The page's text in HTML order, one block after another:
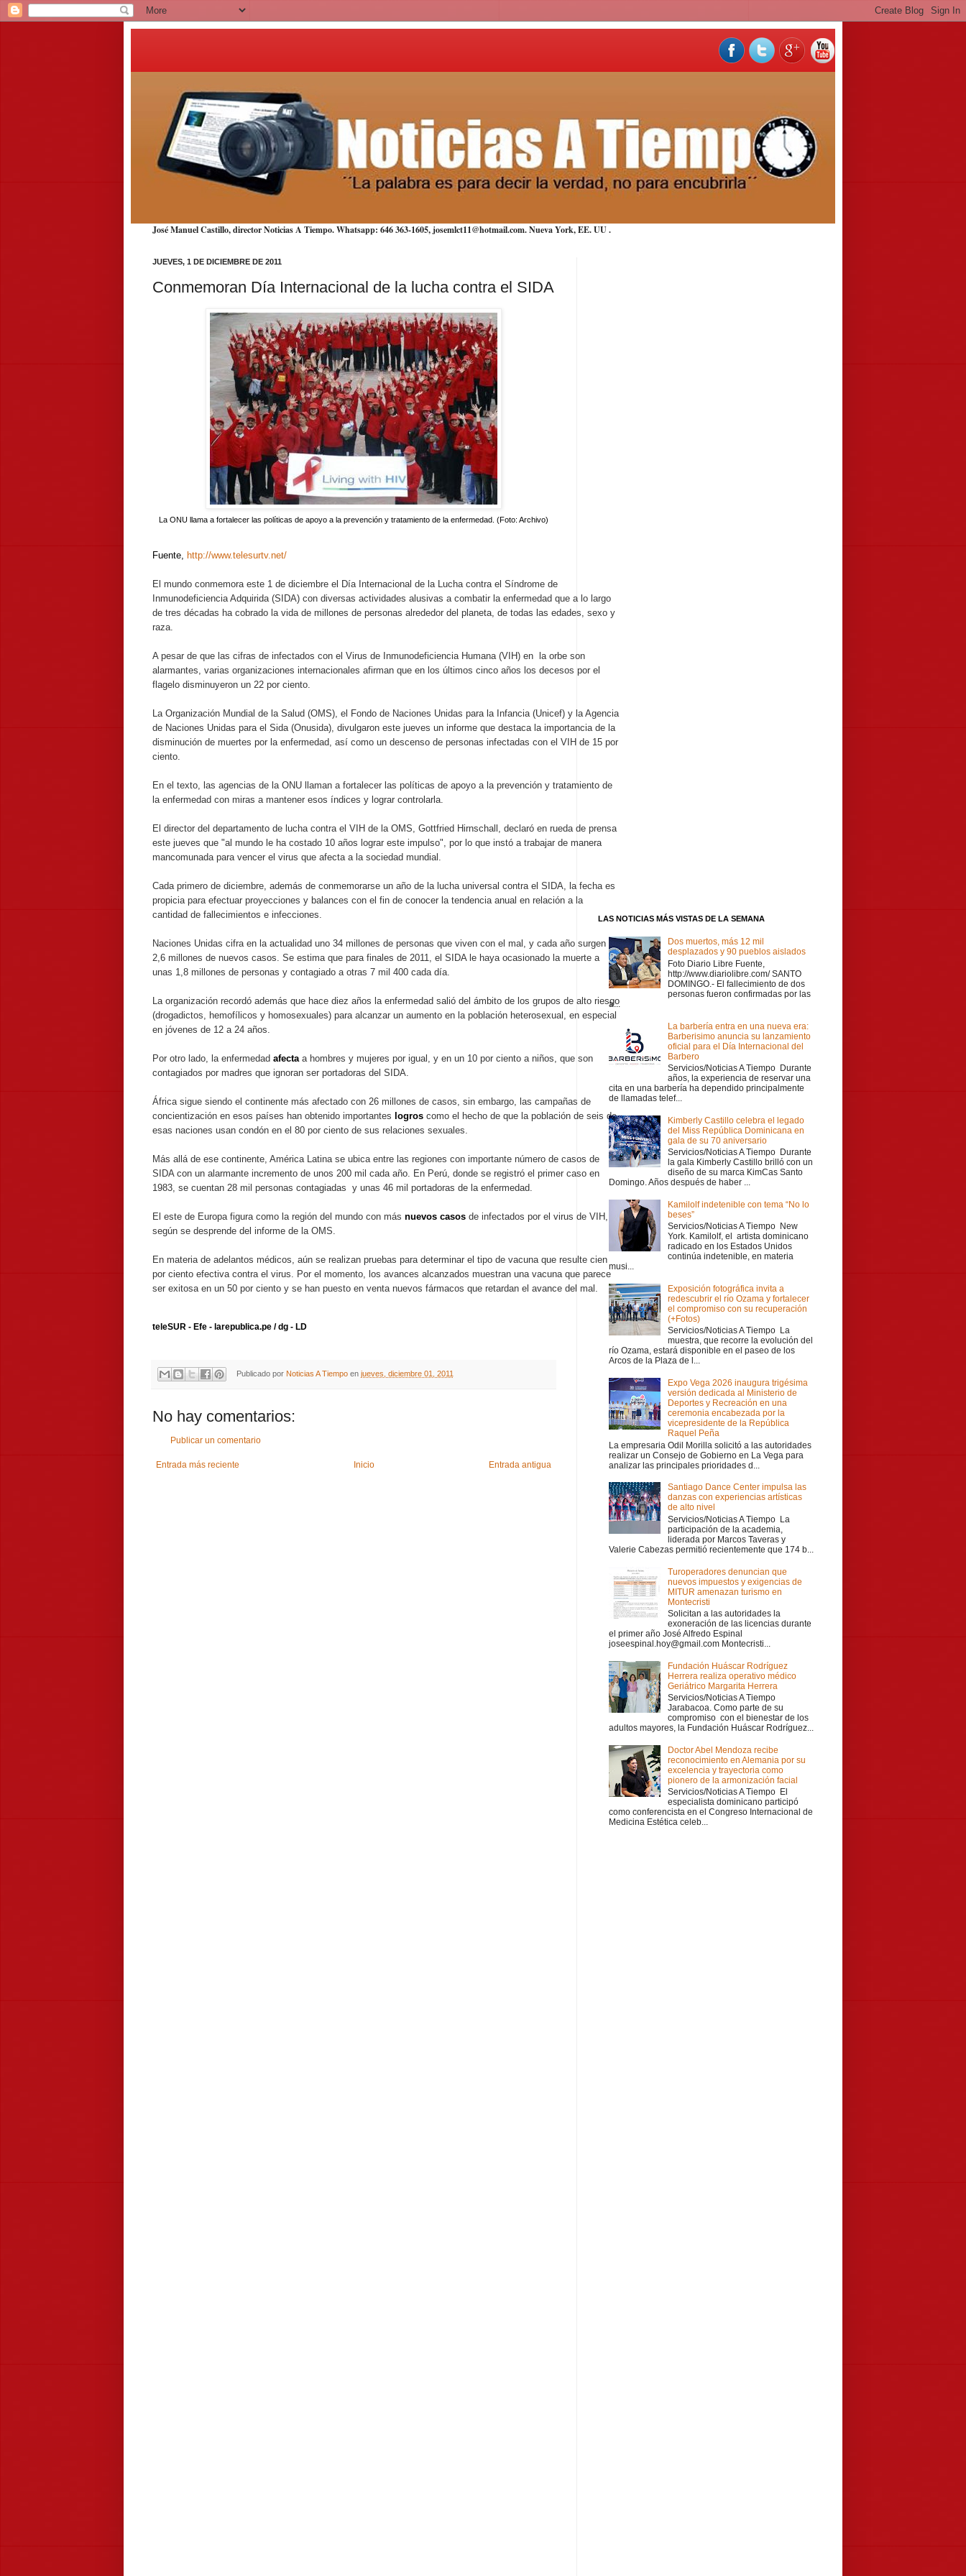
José Manuel Castillo, director Noticias A Tiempo. Whatsapp: 646 363-1605, josemlct11@hotmail.com. Nueva York,EE. UU.
JUEVES, 1 DE DICIEMBRE DE 2011
Conmemoran Día Internacional de la lucha contra el SIDA
La ONU llama a fortalecer las políticas de apoyo a la prevención y tratamiento de la enfermedad. (Foto: Archivo)
Fuente, http://www.telesurtv.net/
El mundo conmemora este 1 de diciembre el Día Internacional de la Lucha contra el Síndrome de
Inmunodeficiencia Adquirida (SIDA) con diversas actividades alusivas a combatir la enfermedad que a lo largo
de tres décadas ha cobrado la vida de millones de personas alrededor del planeta, de todas las edades, sexo y
raza.
A pesar de que las cifras de infectados con el Virus de Inmunodeficiencia Humana (VIH) en la orbe son
alarmantes, varias organizaciones internacionales afirman que en los últimos cinco años los decesos por el
flagelo disminuyeron un 22 por ciento.
La Organización Mundial de la Salud (OMS), el Fondo de Naciones Unidas para la Infancia (Unicef) y la Agencia
de Naciones Unidas para el Sida (Onusida), divulgaron este jueves un informe que destaca la importancia de la
disminución de muertes por la enfermedad, así como un descenso de personas infectadas con el VIH de 15 por
ciento.
En el texto, las agencias de la ONU llaman a fortalecer las políticas de apoyo a la prevención y tratamiento de
la enfermedad con miras a mantener esos índices y lograr controlarla.
El director del departamento de lucha contra el VIH de la OMS, Gottfried Hirnschall, declaró en rueda de prensa
este jueves que "al mundo le ha costado 10 años lograr este impulso", por lo que instó a trabajar de manera
mancomunada para vencer el virus que afecta a la sociedad mundial.
Cada primero de diciembre, además de conmemorarse un año de la lucha universal contra el SIDA, la fecha es
propicia para efectuar proyecciones y balances con el fin de conocer la tendencia anual en relación a la
cantidad de fallecimientos e infecciones.
Naciones Unidas cifra en la actualidad uno 34 millones de personas que viven con el mal, y cada año surgen
2,6 millones de nuevos casos. Se estima que para finales de 2011, el SIDA le haya ocasionado la muerte a
unas 1,8 millones de personas y contagiado a otras 7 mil 400 cada día.
La organización recordó además que hace diez años la enfermedad salió del ámbito de los grupos de alto riesgo
(drogadictos, hemofílicos y homosexuales) para alcanzar un aumento en la población heterosexual, en especial
en jóvenes de 12 a 24 años.
Por otro lado, la enfermedad afecta a hombres y mujeres por igual, y en un 10 por ciento a niños, que son
contagiados por madres que ignoran ser portadoras del SIDA.
África sigue siendo el continente más afectado con 26 millones de casos, sin embargo, las campañas de
concientización en esos países han obtenido importantes logros como el hecho de que la población de seis de
esas naciones usan condón en el 80 por ciento de sus relaciones sexuales.
Más allá de ese continente, América Latina se ubica entre las regiones con importante número de casos de
SIDA con un alarmante incremento de unos 200 mil cada año. En Perú, donde se registró el primer caso en
1983, se cuentan 28 mil personas contagiadas y unas 46 mil portadoras de la enfermedad.
El este de Europa figura como la región del mundo con más nuevos casos de infectados por el virus de VIH,
según se desprende del informe de la OMS.
En materia de adelantos médicos, aún se realizan pruebas para determinar el tipo de vacuna que resulte cien
por ciento efectiva contra el virus. Por el momento, los avances alcanzados muestran una vacuna que parece
ser exitosa en un 50 por ciento y se han puesto en venta nuevos fármacos que retardan el avance del mal.
teleSUR - Efe - larepublica.pe / dg - LD
Publicado por Noticias A Tiempo en jueves, diciembre 01, 2011
No hay comentarios:
Publicar un comentario
Entrada más reciente Entrada antigua
Inicio
LAS NOTICIAS MÁS VISTAS DE LA SEMANA
Dos muertos, más 12 mil
desplazados y 90 pueblos aislados
Foto Diario Libre Fuente,
http://www.diariolibre.com/ SANTO
DOMINGO.- El fallecimiento de dos
personas fueron confirmadas por las
a...
La barbería entra en una nueva era:
Barberisimo anuncia su lanzamiento
oficial para el Día Internacional del
Barbero
Servicios/Noticias A Tiempo Durante
años, la experiencia de reservar una
cita en una barbería ha dependido principalmente
de llamadas telef...
Kimberly Castillo celebra el legado
del Miss República Dominicana en
gala de su 70 aniversario
Servicios/Noticias A Tiempo Durante
la gala Kimberly Castillo brilló con un
diseño de su marca KimCas Santo
Domingo. Años después de haber ...
Kamilolf indetenible con tema “No lo
beses”
Servicios/Noticias A Tiempo New
York. Kamilolf, el artista dominicano
radicado en los Estados Unidos
continúa indetenible, en materia
musi...
Exposición fotográfica invita a
redescubrir el río Ozama y fortalecer
el compromiso con su recuperación
(+Fotos)
Servicios/Noticias A Tiempo La
muestra, que recorre la evolución del
río Ozama, estará disponible en el paseo de los
Arcos de la Plaza de l...
Expo Vega 2026 inaugura trigésima
versión dedicada al Ministerio de
Deportes y Recreación en una
ceremonia encabezada por la
vicepresidente de la República
Raquel Peña
La empresaria Odil Morilla solicitó a las autoridades
realizar un Consejo de Gobierno en La Vega para
analizar las principales prioridades d...
Santiago Dance Center impulsa las
danzas con experiencias artísticas
de alto nivel
Servicios/Noticias A Tiempo La
participación de la academia,
liderada por Marcos Taveras y
Valerie Cabezas permitió recientemente que 174 b...
Turoperadores denuncian que
nuevos impuestos y exigencias de
MITUR amenazan turismo en
Montecristi
Solicitan a las autoridades la
exoneración de las licencias durante
el primer año José Alfredo Espinal
joseespinal.hoy@gmail.com Montecristi...
Fundación Huáscar Rodríguez
Herrera realiza operativo médico
Geriátrico Margarita Herrera
Servicios/Noticias A Tiempo
Jarabacoa. Como parte de su
compromiso con el bienestar de los
adultos mayores, la Fundación Huáscar Rodríguez...
Doctor Abel Mendoza recibe
reconocimiento en Alemania por su
excelencia y trayectoria como
pionero de la armonización facial
Servicios/Noticias A Tiempo El
especialista dominicano participó
como conferencista en el Congreso Internacional de
Medicina Estética celeb...